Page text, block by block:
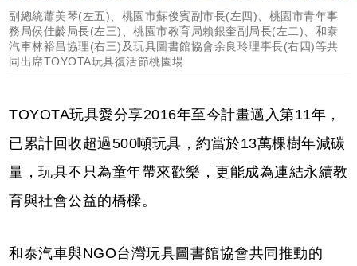
副總統蕭美琴(左五)、桃園市蘇俊賓副市長(左四)、桃園市青年事
務局侯佳齡局長(左三)、桃園市教育局賴銀奎副局長(左二)、和泰
汽車林裕昌協理(右三)及玩具圖書館協會余良玲理事長(右四)等共
同出席TOYOTA玩具復活節桃園場
TOYOTA玩具愛分享2016年至今計畫邁入第11年，
已累計回收超過500噸玩具，約當於13萬棵樹年減碳
量，玩具不只為童年帶來歡樂，更能成為連結永續教
育與社會公益的橋樑。
和泰汽車與NGO台灣玩具圖書館協會共同推動的